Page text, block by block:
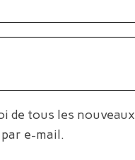
de tous les nouveaux
e-mail.